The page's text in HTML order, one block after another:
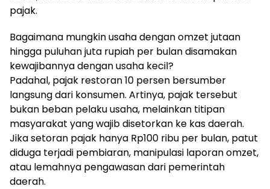
pajak.
Bagaimana mungkin usaha dengan omzet jutaan
hingga puluhan juta rupiah per bulan disamakan
kewajibannya dengan usaha kecil?
Padahal, pajak restoran 10 persen bersumber
langsung dari konsumen. Artinya, pajak tersebut
bukan beban pelaku usaha, melainkan titipan
masyarakat yang wajib disetorkan ke kas daerah.
Jika setoran pajak hanya Rp100 ribu per bulan, patut
diduga terjadi pembiaran, manipulasi laporan omzet,
atau lemahnya pengawasan dari pemerintah
daerah.